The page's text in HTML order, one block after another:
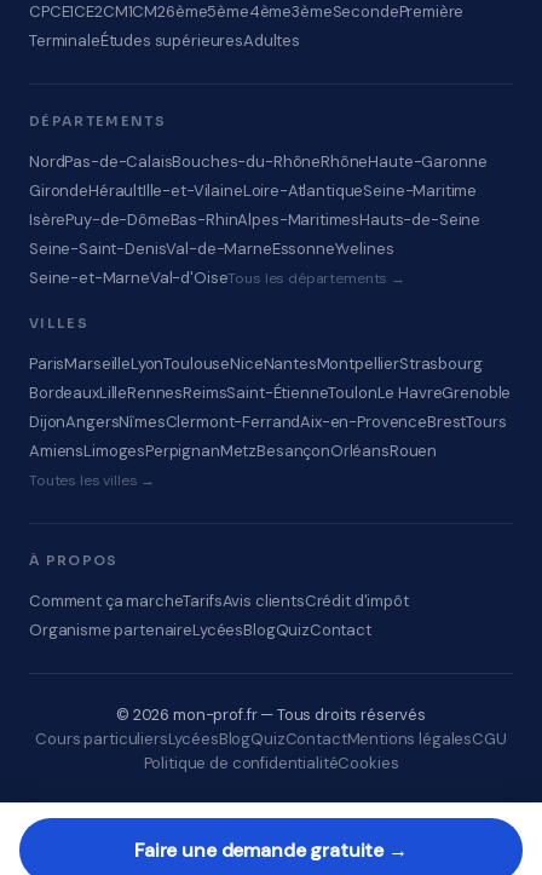
Faire une demande gratuite →
CPCE1CE2CM1CM26ème5ème4ème3èmeSecondePremière
TerminaleÉtudes supérieuresAdultes
DÉPARTEMENTS
NordPas-de-CalaisBouches-du-RhôneRhôneHaute-Garonne
GirondeHéraultIlle-et-VilaineLoire-AtlantiqueSeine-Maritime
IsèrePuy-de-DômeBas-RhinAlpes-MaritimesHauts-de-Seine
Seine-Saint-DenisVal-de-MarneEssonneYvelines
Seine-et-MarneVal-d'OiseTous les départements →
VILLES
ParisMarseilleLyonToulouseNiceNantesMontpellierStrasbourg
BordeauxLilleRennesReimsSaint-ÉtienneToulonLe HavreGrenoble
DijonAngersNîmesClermont-FerrandAix-en-ProvenceBrestTours
AmiensLimogesPerpignanMetzBesançonOrléansRouen
Toutes les villes →
À PROPOS
Comment ça marcheTarifsAvis clientsCrédit d'impôt
Organisme partenaireLycéesBlogQuizContact
© 2026 mon-prof.fr — Tous droits réservés
Cours particuliersLycéesBlogQuizContactMentions légalesCGU
Politique de confidentialitéCookies